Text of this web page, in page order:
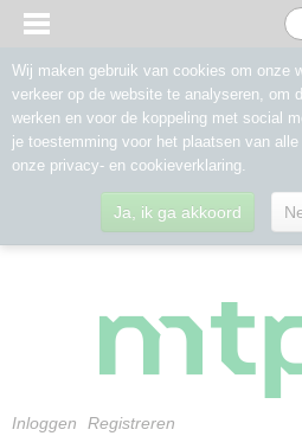
Inloggen Registreren
Wij maken gebruik van cookies om onze
verkeer op de website te analyseren, om
werken en voor de koppeling met social
je toestemming voor het plaatsen van
onze privacy- en cookieverklaring.
Ja, ik ga akkoord